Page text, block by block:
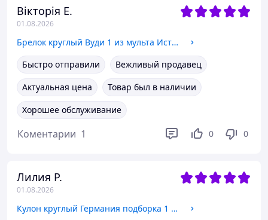
Вікторія Е.
01.08.2026
Брелок круглый Вуди 1 из мульта История Игрушек Бижутерный сплав 2,5 см
Быстро отправили
Вежливый продавец
Актуальная цена
Товар был в наличии
Хорошее обслуживание
Коментарии 1 0 0
Лилия Р.
01.08.2026
Кулон круглый Германия подборка 1 по аниме Хеталия и страны Оси Бижутерный сплав, 2 см